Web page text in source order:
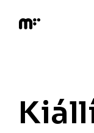
content
r